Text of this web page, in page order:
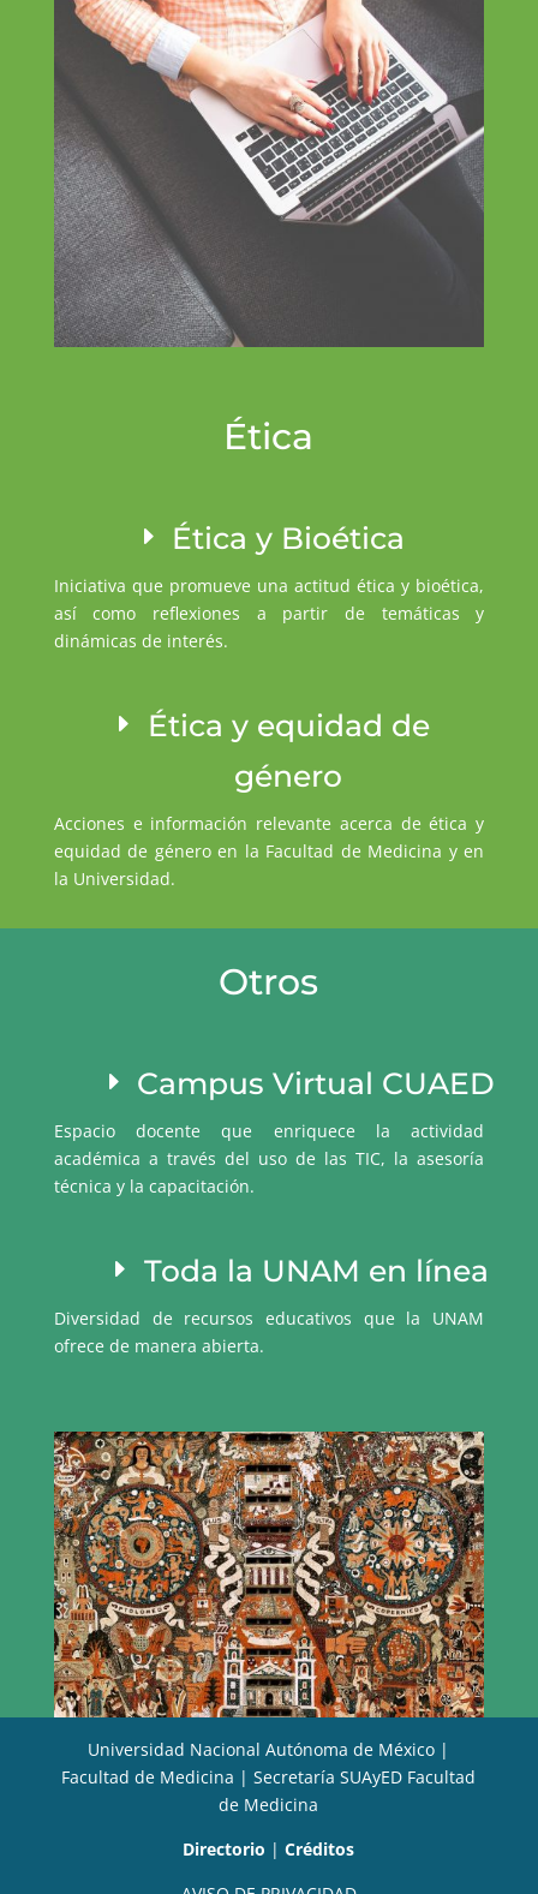
Ética
Ética y Bioética
Iniciativa que promueve una actitud ética y bioética,
así como reflexiones a partir de temáticas y
dinámicas de interés.
Ética y equidad de
género
Acciones e información relevante acerca de ética y
equidad de género en la Facultad de Medicina y en
la Universidad.
Otros
Campus Virtual CUAED
Espacio docente que enriquece la actividad
académica a través del uso de las TIC, la asesoría
técnica y la capacitación.
Toda la UNAM en línea
Diversidad de recursos educativos que la UNAM
ofrece de manera abierta.
Universidad Nacional Autónoma de México |
Facultad de Medicina | Secretaría SUAyED Facultad
de Medicina
Directorio |Créditos